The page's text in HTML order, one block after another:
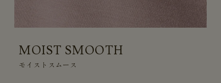
MOIST SMOOTH
モイストスムース